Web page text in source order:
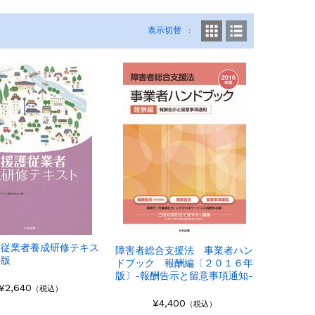
表示切替
業者養成研修テキス
（税込）
障害者総合支援法 事業者ハン
ドブック 報酬編〔２０１６年
版〕-報酬告示と留意事項通知-
¥4,400 （税込）